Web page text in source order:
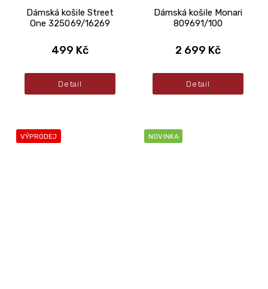
Dámská košile Street
One 325069/16269
499 Kč
Detail
Dámská košile Monari
809691/100
2 699 Kč
Detail
VÝPRODEJ NOVINKA